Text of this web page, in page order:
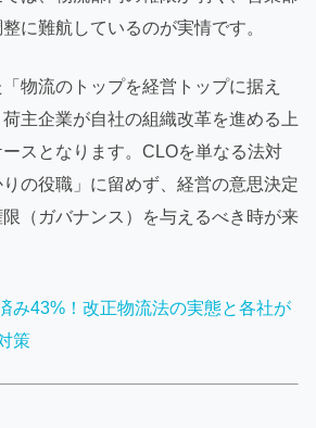
に難航しているのが実情です。
物流のトップを経営トップに据え
主企業が自社の組織改革を進める上
スとなります。CLOを単なる法対
の役職」に留めず、経営の意思決定
（ガバナンス）を与えるべき時が来
み43%！改正物流法の実態と各社が
策